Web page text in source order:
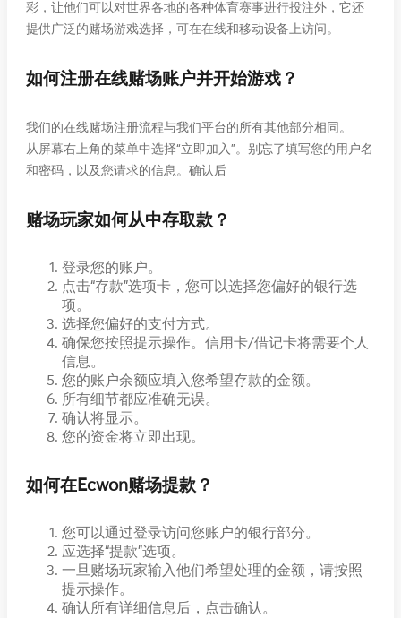
彩，让他们可以对世界各地的各种体育赛事进行投注外，它还
提供广泛的赌场游戏选择，可在在线和移动设备上访问。
如何注册在线赌场账户并开始游戏？
我们的在线赌场注册流程与我们平台的所有其他部分相同。
从屏幕右上角的菜单中选择“立即加入”。别忘了填写您的用户名
和密码，以及您请求的信息。确认后
赌场玩家如何从中存取款？
登录您的账户。
点击“存款”选项卡，您可以选择您偏好的银行选
项。
选择您偏好的支付方式。
确保您按照提示操作。信用卡/借记卡将需要个人
信息。
您的账户余额应填入您希望存款的金额。
所有细节都应准确无误。
确认将显示。
您的资金将立即出现。
如何在Ecwon赌场提款？
您可以通过登录访问您账户的银行部分。
应选择“提款”选项。
一旦赌场玩家输入他们希望处理的金额，请按照
提示操作。
确认所有详细信息后，点击确认。